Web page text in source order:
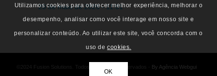
20 de maio de 2026 - 11:01
©2024 Fusion Solutions. Todos os Direitos Reservados - By Agência Webgui
Utilizamos cookies para oferecer melhor experiência, melhorar o
desempenho, analisar como você interage em nosso site e
personalizar conteúdo. Ao utilizar este site, você concorda com o
uso decookies.
OK